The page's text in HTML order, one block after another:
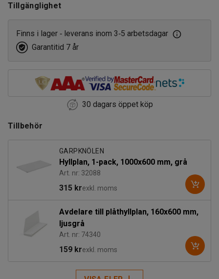
Tillgänglighet
Finns i lager ‑ leverans inom 3‑5 arbetsdagar
Garantitid 7 år
30 dagars öppet köp
Tillbehör
GARPKNÖLEN
Hyllplan, 1-pack, 1000x600 mm, grå
Art. nr: 32088
315 krexkl. moms
Avdelare till plåthyllplan, 160x600 mm,
ljusgrå
Art. nr: 74340
159 krexkl. moms